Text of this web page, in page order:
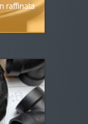
raffinata